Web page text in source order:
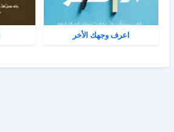
اعرف وجهك الأخر